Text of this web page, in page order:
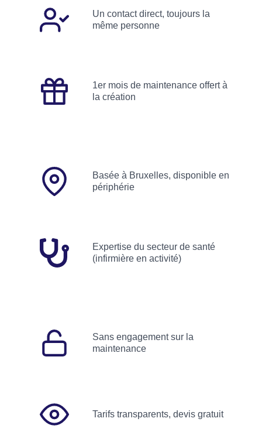
Un contact direct, toujours la
même personne
1er mois de maintenance offert à
la création
Basée à Bruxelles, disponible en
périphérie
Expertise du secteur de santé
(infirmière en activité)
Sans engagement sur la
maintenance
Tarifs transparents, devis gratuit